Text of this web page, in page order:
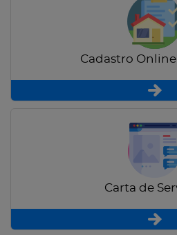
Cadastro
Carta de